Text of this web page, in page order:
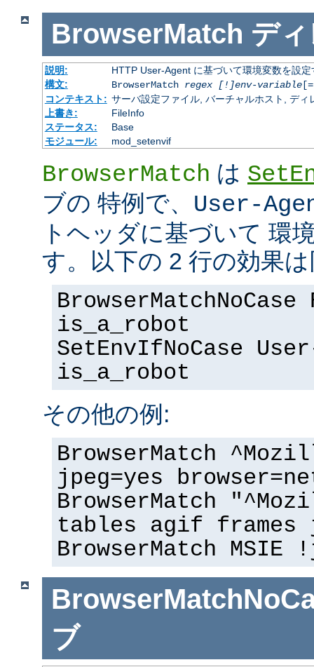
BrowserMatch デ
説明:
HTTP User-Agent に基づいて環境変数を設定
構文:
BrowserMatch regex [!]env-variable[=
コンテキスト: サーバ設定ファイル, バーチャルホスト, ディ
上書き:
FileInfo
ステータス:
Base
モジュール:
mod_setenvif
BrowserMatch は
ブの 特例で、 User-
トヘッダに基づいて 環
す。以下の 2 行の効果
BrowserMatchNoCase
is_a_robot
SetEnvIfNoCase
is_a_robot
その他の例:
BrowserMatch
jpeg=yes
BrowserMatch
tables agif frames
BrowserMatch
ブ